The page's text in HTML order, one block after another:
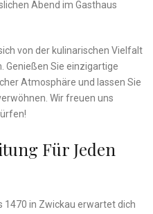
Abend im Gasthaus
von der⁢ kulinarischen Vielfalt
Genießen ​Sie einzigartige
Atmosphäre und lassen Sie
‌Wir freuen uns
‌für Jeden
1470 in Zwickau erwartet dich